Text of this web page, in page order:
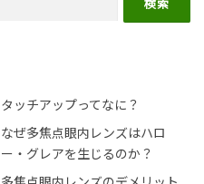
タッチアップってなに？
なぜ多焦点眼内レンズはハロ
ー・グレアを生じるのか？